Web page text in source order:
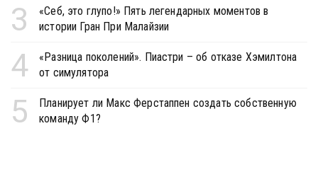
3
«Себ, это глупо!» Пять легендарных моментов в
истории Гран При Малайзии
4
«Разница поколений». Пиастри – об отказе Хэмилтона
от симулятора
5
Планирует ли Макс Ферстаппен создать собственную
команду Ф1?